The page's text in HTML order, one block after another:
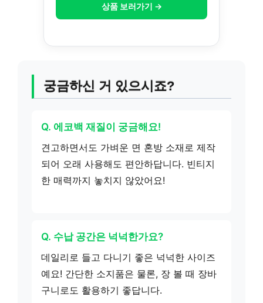
상품 보러가기 →
궁금하신 거 있으시죠?
Q. 에코백 재질이 궁금해요!
견고하면서도 가벼운 면 혼방 소재로 제작
되어 오래 사용해도 편안하답니다. 빈티지
한 매력까지 놓치지 않았어요!
Q. 수납 공간은 넉넉한가요?
데일리로 들고 다니기 좋은 넉넉한 사이즈
예요! 간단한 소지품은 물론, 장 볼 때 장바
구니로도 활용하기 좋답니다.